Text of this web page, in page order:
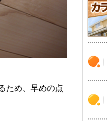
ため、早めの点